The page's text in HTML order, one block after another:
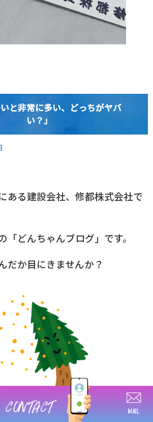
いと非常に多い、どっちがヤバ
い？」
ある建設会社、修都株式会社で
「どんちゃんブログ」です。
だか目にきませんか？